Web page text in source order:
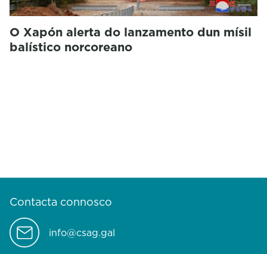
O Xapón alerta do lanzamento dun mísil
balístico norcoreano
Contacta connosco
info@csag.gal